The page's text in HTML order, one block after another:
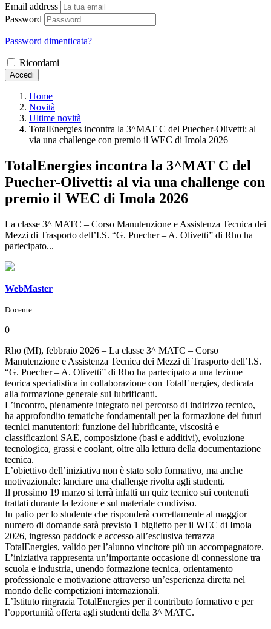
Email address
Password
Password dimenticata?
Ricordami
Accedi
Home
Novità
Ultime novità
TotalEnergies incontra la 3^MAT C del Puecher-Olivetti: al
via una challenge con premio il WEC di Imola 2026
TotalEnergies incontra la 3^MAT C del
Puecher-Olivetti: al via una challenge con
premio il WEC di Imola 2026
La classe 3^ MATC – Corso Manutenzione e Assistenza Tecnica dei
Mezzi di Trasporto dell’I.S. “G. Puecher – A. Olivetti” di Rho ha
partecipato...
WebMaster
Docente
0
Rho (MI), febbraio 2026 – La classe 3^ MATC – Corso
Manutenzione e Assistenza Tecnica dei Mezzi di Trasporto dell’I.S.
“G. Puecher – A. Olivetti” di Rho ha partecipato a una lezione
teorica specialistica in collaborazione con TotalEnergies, dedicata
alla formazione generale sui lubrificanti.
L’incontro, pienamente integrato nel percorso di indirizzo tecnico,
ha approfondito tematiche fondamentali per la formazione dei futuri
tecnici manutentori: funzione del lubrificante, viscosità e
classificazioni SAE, composizione (basi e additivi), evoluzione
tecnologica, grassi e coolant, oltre alla lettura della documentazione
tecnica.
L’obiettivo dell’iniziativa non è stato solo formativo, ma anche
motivazionale: lanciare una challenge rivolta agli studenti.
Il prossimo 19 marzo si terrà infatti un quiz tecnico sui contenuti
trattati durante la lezione e sul materiale condiviso.
In palio per lo studente che risponderà correttamente al maggior
numero di domande sarà previsto 1 biglietto per il WEC di Imola
2026, ingresso paddock e accesso all’esclusiva terrazza
TotalEnergies, valido per l’alunno vincitore più un accompagnatore.
L’iniziativa rappresenta un’importante occasione di connessione tra
scuola e industria, unendo formazione tecnica, orientamento
professionale e motivazione attraverso un’esperienza diretta nel
mondo delle competizioni internazionali.
L’Istituto ringrazia TotalEnergies per il contributo formativo e per
l’opportunità offerta agli studenti della 3^ MATC.